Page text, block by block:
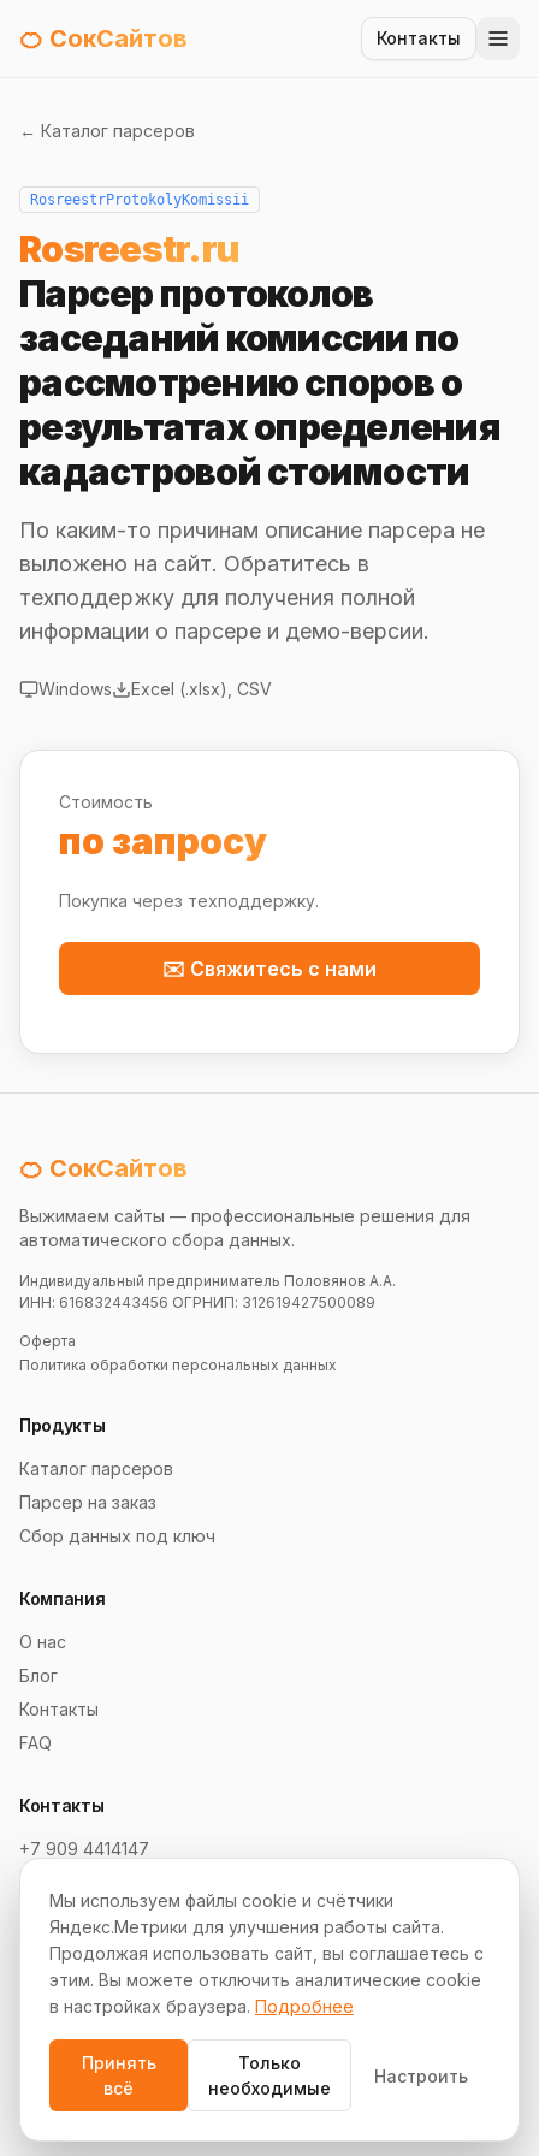
🍊 СокСайтов Контакты
← Каталог парсеров
RosreestrProtokolyKomissii
Rosreestr.ru
Парсер протоколов
заседаний комиссии по
рассмотрению споров о
результатах определения
кадастровой стоимости
По каким-то причинам описание парсера не
выложено на сайт. Обратитесь в
техподдержку для получения полной
информации о парсере и демо-версии.
Windows Excel (.xlsx), CSV
Стоимость
по запросу
Покупка через техподдержку.
✉️ Свяжитесь с нами
🍊 СокСайтов
Выжимаем сайты — профессиональные решения для
автоматического сбора данных.
Индивидуальный предприниматель Половянов А.А.
ИНН: 616832443456 ОГРНИП: 312619427500089
Оферта
Политика обработки персональных данных
Продукты
Каталог парсеров
Парсер на заказ
Сбор данных под ключ
Компания
О нас
Блог
Контакты
FAQ
Контакты
+7 909 4414147
Telegram: @SokSaitov_bot
Пн–Пт, 10:00–19:00
Партнёрская программа
© 2012–2026 СокСайтов. Все права защищены.
Мы используем файлы cookie и счётчики
Яндекс.Метрики для улучшения работы сайта.
Продолжая использовать сайт, вы соглашаетесь с
этим. Вы можете отключить аналитические cookie
в настройках браузера. Подробнее
Принять
всё
Только
необходимые
Настроить